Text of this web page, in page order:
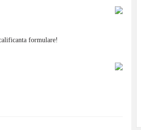
formulare!